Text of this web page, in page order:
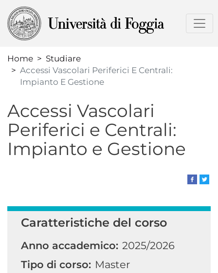
al
contenuto
Home
Studiare
Accessi Vascolari Periferici E Centrali:
Impianto E Gestione
Accessi Vascolari
Periferici e Centrali:
Impianto e Gestione
Caratteristiche del corso
Anno accademico: 2025/2026
Tipo di corso: Master